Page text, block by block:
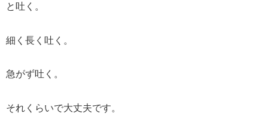
と吐く。
細く長く吐く。
急がず吐く。
それくらいで大丈夫です。